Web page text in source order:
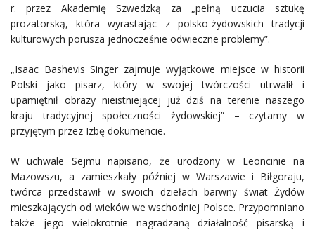
r. przez Akademię Szwedzką za „pełną uczucia sztukę
prozatorską, która wyrastając z polsko-żydowskich tradycji
kulturowych porusza jednocześnie odwieczne problemy”.
„Isaac Bashevis Singer zajmuje wyjątkowe miejsce w historii
Polski jako pisarz, który w swojej twórczości utrwalił i
upamiętnił obrazy nieistniejącej już dziś na terenie naszego
kraju tradycyjnej społeczności żydowskiej” – czytamy w
przyjętym przez Izbę dokumencie.
W uchwale Sejmu napisano, że urodzony w Leoncinie na
Mazowszu, a zamieszkały później w Warszawie i Biłgoraju,
twórca przedstawił w swoich dziełach barwny świat Żydów
mieszkających od wieków we wschodniej Polsce. Przypomniano
także jego wielokrotnie nagradzaną działalność pisarską i